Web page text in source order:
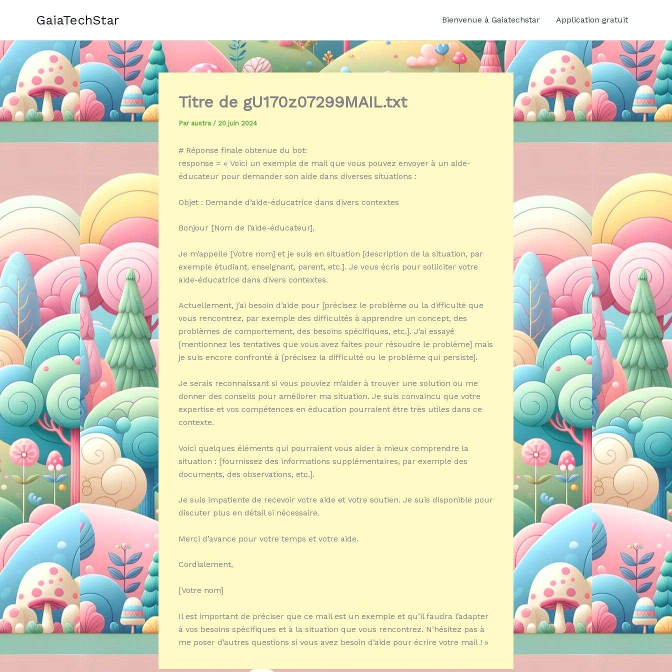
GaiaTechStar Bienvenue à Gaiatechstar Application gratuit
Titre de gU170z07299MAIL.txt
Par austra / 20 juin 2024
# Réponse finale obtenue du bot:
response = « Voici un exemple de mail que vous pouvez envoyer à un aide-
éducateur pour demander son aide dans diverses situations :
Objet : Demande d’aide-éducatrice dans divers contextes
Bonjour [Nom de l’aide-éducateur],
Je m’appelle [Votre nom] et je suis en situation [description de la situation, par
exemple étudiant, enseignant, parent, etc.]. Je vous écris pour solliciter votre
aide-éducatrice dans divers contextes.
Actuellement, j’ai besoin d’aide pour [précisez le problème ou la difficulté que
vous rencontrez, par exemple des difficultés à apprendre un concept, des
problèmes de comportement, des besoins spécifiques, etc.]. J’ai essayé
[mentionnez les tentatives que vous avez faites pour résoudre le problème] mais
je suis encore confronté à [précisez la difficulté ou le problème qui persiste].
Je serais reconnaissant si vous pouviez m’aider à trouver une solution ou me
donner des conseils pour améliorer ma situation. Je suis convaincu que votre
expertise et vos compétences en éducation pourraient être très utiles dans ce
contexte.
Voici quelques éléments qui pourraient vous aider à mieux comprendre la
situation : [fournissez des informations supplémentaires, par exemple des
documents, des observations, etc.].
Je suis impatiente de recevoir votre aide et votre soutien. Je suis disponible pour
discuter plus en détail si nécessaire.
Merci d’avance pour votre temps et votre aide.
Cordialement,
[Votre nom]
Il est important de préciser que ce mail est un exemple et qu’il faudra l’adapter
à vos besoins spécifiques et à la situation que vous rencontrez. N’hésitez pas à
me poser d’autres questions si vous avez besoin d’aide pour écrire votre mail ! »